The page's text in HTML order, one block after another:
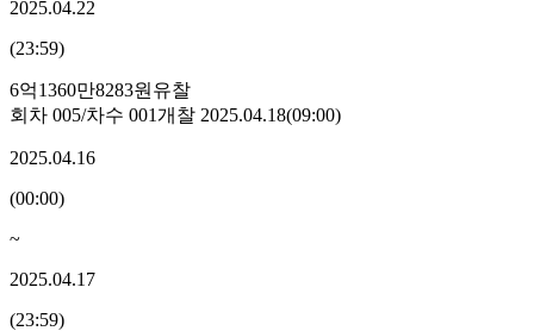
2025.04.22
(23:59)
6억1360만8283원 유찰
회차 005/차수 001개찰 2025.04.18(09:00)
2025.04.16
(00:00)
~
2025.04.17
(23:59)